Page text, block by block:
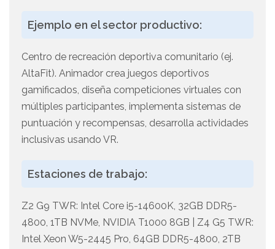
Ejemplo en el sector productivo:
Centro de recreación deportiva comunitario (ej.
AltaFit). Animador crea juegos deportivos
gamificados, diseña competiciones virtuales con
múltiples participantes, implementa sistemas de
puntuación y recompensas, desarrolla actividades
inclusivas usando VR.
Estaciones de trabajo:
Z2 G9 TWR: Intel Core i5-14600K, 32GB DDR5-
4800, 1TB NVMe, NVIDIA T1000 8GB | Z4 G5 TWR:
Intel Xeon W5-2445 Pro, 64GB DDR5-4800, 2TB